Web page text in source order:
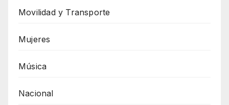
Movilidad y Transporte
Mujeres
Música
Nacional